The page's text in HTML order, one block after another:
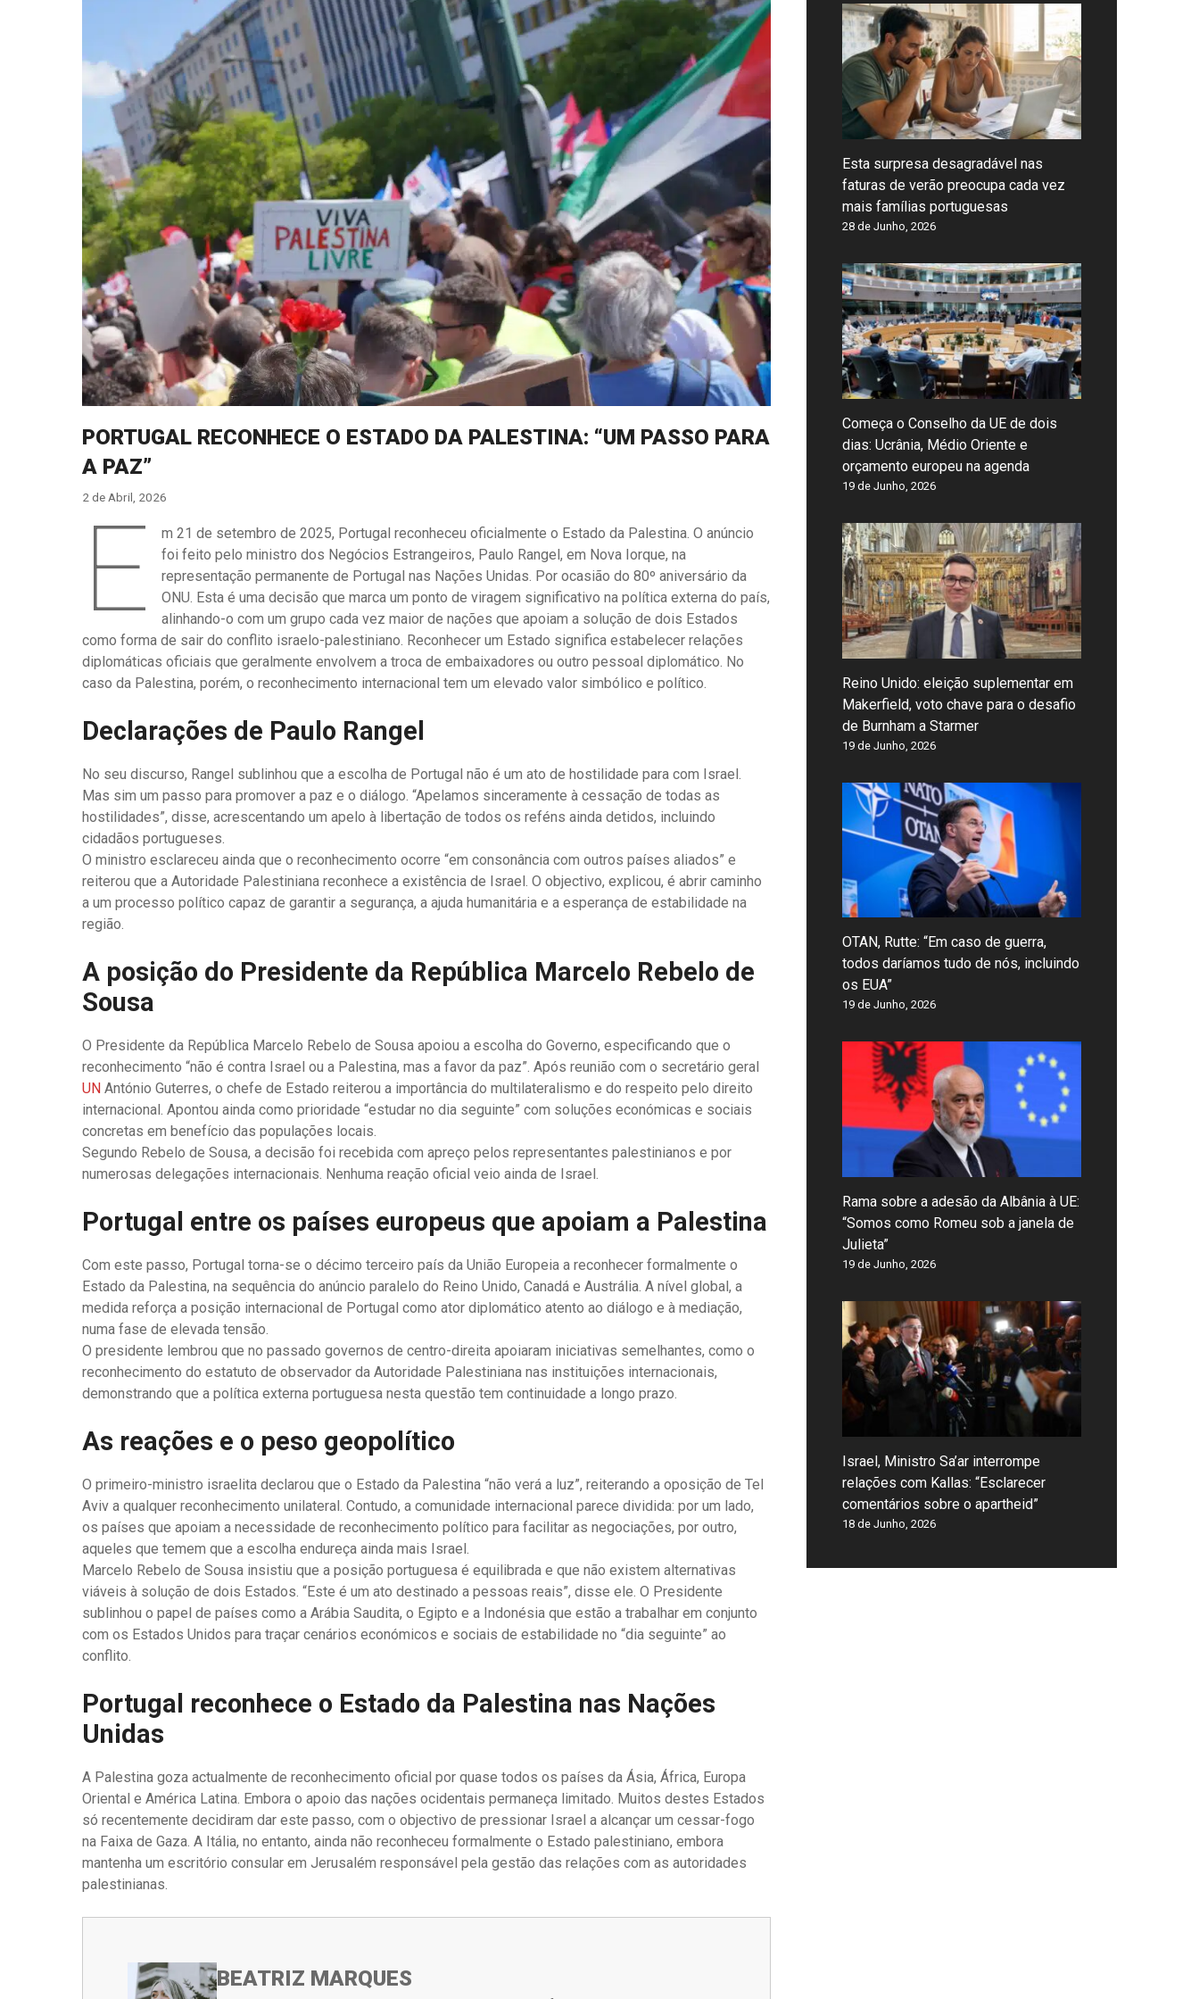
PORTUGAL RECONHECE O ESTADO DA PALESTINA: “UM PASSO PARA
A PAZ”
2 de Abril, 2026
E
m 21 de setembro de 2025, Portugal reconheceu oficialmente o Estado da Palestina. O anúncio
foi feito pelo ministro dos Negócios Estrangeiros, Paulo Rangel, em Nova Iorque, na
representação permanente de Portugal nas Nações Unidas. Por ocasião do 80º aniversário da
ONU. Esta é uma decisão que marca um ponto de viragem significativo na política externa do país,
alinhando-o com um grupo cada vez maior de nações que apoiam a solução de dois Estados
como forma de sair do conflito israelo-palestiniano. Reconhecer um Estado significa estabelecer relações
diplomáticas oficiais que geralmente envolvem a troca de embaixadores ou outro pessoal diplomático. No
caso da Palestina, porém, o reconhecimento internacional tem um elevado valor simbólico e político.
Declarações de Paulo Rangel
No seu discurso, Rangel sublinhou que a escolha de Portugal não é um ato de hostilidade para com Israel.
Mas sim um passo para promover a paz e o diálogo. “Apelamos sinceramente à cessação de todas as
hostilidades”, disse, acrescentando um apelo à libertação de todos os reféns ainda detidos, incluindo
cidadãos portugueses.
O ministro esclareceu ainda que o reconhecimento ocorre “em consonância com outros países aliados” e
reiterou que a Autoridade Palestiniana reconhece a existência de Israel. O objectivo, explicou, é abrir caminho
a um processo político capaz de garantir a segurança, a ajuda humanitária e a esperança de estabilidade na
região.
A posição do Presidente da República Marcelo Rebelo de
Sousa
O Presidente da República Marcelo Rebelo de Sousa apoiou a escolha do Governo, especificando que o
reconhecimento “não é contra Israel ou a Palestina, mas a favor da paz”. Após reunião com o secretário geral
UN António Guterres, o chefe de Estado reiterou a importância do multilateralismo e do respeito pelo direito
internacional. Apontou ainda como prioridade “estudar no dia seguinte” com soluções económicas e sociais
concretas em benefício das populações locais.
Segundo Rebelo de Sousa, a decisão foi recebida com apreço pelos representantes palestinianos e por
numerosas delegações internacionais. Nenhuma reação oficial veio ainda de Israel.
Portugal entre os países europeus que apoiam a Palestina
Com este passo, Portugal torna-se o décimo terceiro país da União Europeia a reconhecer formalmente o
Estado da Palestina, na sequência do anúncio paralelo do Reino Unido, Canadá e Austrália. A nível global, a
medida reforça a posição internacional de Portugal como ator diplomático atento ao diálogo e à mediação,
numa fase de elevada tensão.
O presidente lembrou que no passado governos de centro-direita apoiaram iniciativas semelhantes, como o
reconhecimento do estatuto de observador da Autoridade Palestiniana nas instituições internacionais,
demonstrando que a política externa portuguesa nesta questão tem continuidade a longo prazo.
As reações e o peso geopolítico
O primeiro-ministro israelita declarou que o Estado da Palestina “não verá a luz”, reiterando a oposição de Tel
Aviv a qualquer reconhecimento unilateral. Contudo, a comunidade internacional parece dividida: por um lado,
os países que apoiam a necessidade de reconhecimento político para facilitar as negociações, por outro,
aqueles que temem que a escolha endureça ainda mais Israel.
Marcelo Rebelo de Sousa insistiu que a posição portuguesa é equilibrada e que não existem alternativas
viáveis ​​à solução de dois Estados. “Este é um ato destinado a pessoas reais”, disse ele. O Presidente
sublinhou o papel de países como a Arábia Saudita, o Egipto e a Indonésia que estão a trabalhar em conjunto
com os Estados Unidos para traçar cenários económicos e sociais de estabilidade no “dia seguinte” ao
conflito.
Portugal reconhece o Estado da Palestina nas Nações
Unidas
A Palestina goza actualmente de reconhecimento oficial por quase todos os países da Ásia, África, Europa
Oriental e América Latina. Embora o apoio das nações ocidentais permaneça limitado. Muitos destes Estados
só recentemente decidiram dar este passo, com o objectivo de pressionar Israel a alcançar um cessar-fogo
na Faixa de Gaza. A Itália, no entanto, ainda não reconheceu formalmente o Estado palestiniano, embora
mantenha um escritório consular em Jerusalém responsável pela gestão das relações com as autoridades
palestinianas.
BEATRIZ MARQUES
Esta surpresa desagradável nas
faturas de verão preocupa cada vez
mais famílias portuguesas
28 de Junho, 2026
Começa o Conselho da UE de dois
dias: Ucrânia, Médio Oriente e
orçamento europeu na agenda
19 de Junho, 2026
Reino Unido: eleição suplementar em
Makerfield, voto chave para o desafio
de Burnham a Starmer
19 de Junho, 2026
OTAN, Rutte: “Em caso de guerra,
todos daríamos tudo de nós, incluindo
os EUA”
19 de Junho, 2026
Rama sobre a adesão da Albânia à UE:
“Somos como Romeu sob a janela de
Julieta”
19 de Junho, 2026
Israel, Ministro Sa’ar interrompe
relações com Kallas: “Esclarecer
comentários sobre o apartheid”
18 de Junho, 2026